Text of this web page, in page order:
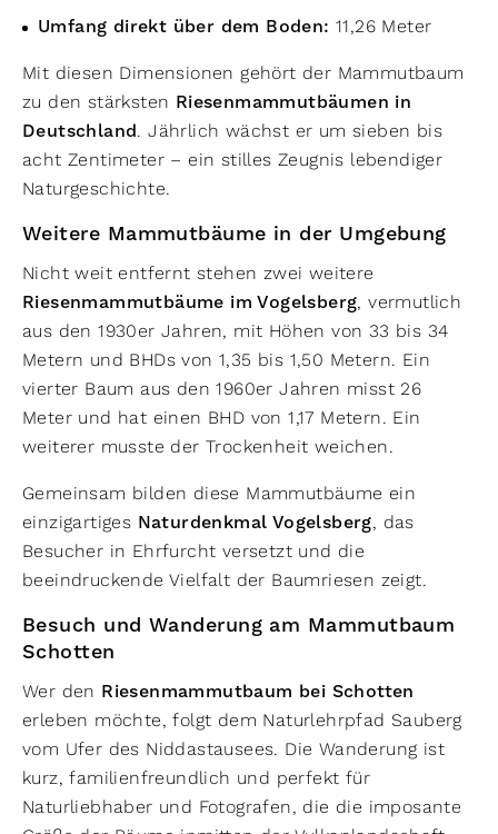
Umfang direkt über dem Boden: 11,26 Meter
Mit diesen Dimensionen gehört der Mammutbaum
zu den stärksten Riesenmammutbäumen in
Deutschland. Jährlich wächst er um sieben bis
acht Zentimeter – ein stilles Zeugnis lebendiger
Naturgeschichte.
Weitere Mammutbäume in der Umgebung
Nicht weit entfernt stehen zwei weitere
Riesenmammutbäume im Vogelsberg, vermutlich
aus den 1930er Jahren, mit Höhen von 33 bis 34
Metern und BHDs von 1,35 bis 1,50 Metern. Ein
vierter Baum aus den 1960er Jahren misst 26
Meter und hat einen BHD von 1,17 Metern. Ein
weiterer musste der Trockenheit weichen.
Gemeinsam bilden diese Mammutbäume ein
einzigartiges Naturdenkmal Vogelsberg, das
Besucher in Ehrfurcht versetzt und die
beeindruckende Vielfalt der Baumriesen zeigt.
Besuch und Wanderung am Mammutbaum
Schotten
Wer den Riesenmammutbaum bei Schotten
erleben möchte, folgt dem Naturlehrpfad Sauberg
vom Ufer des Niddastausees. Die Wanderung ist
kurz, familienfreundlich und perfekt für
Naturliebhaber und Fotografen, die die imposante